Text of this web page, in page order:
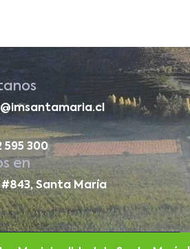
595 300
en
Santa María